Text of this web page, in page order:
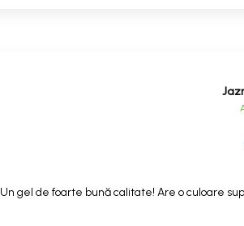
Un gel de foarte bună calitate! Are o culoare